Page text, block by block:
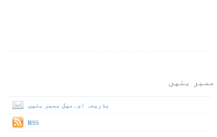
ممبر بنیں
بذریعہ ای۔میل ممبر بنیں
RSS